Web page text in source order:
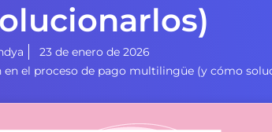
23 de enero de 2026
el proceso de pago multilingüe (y cómo